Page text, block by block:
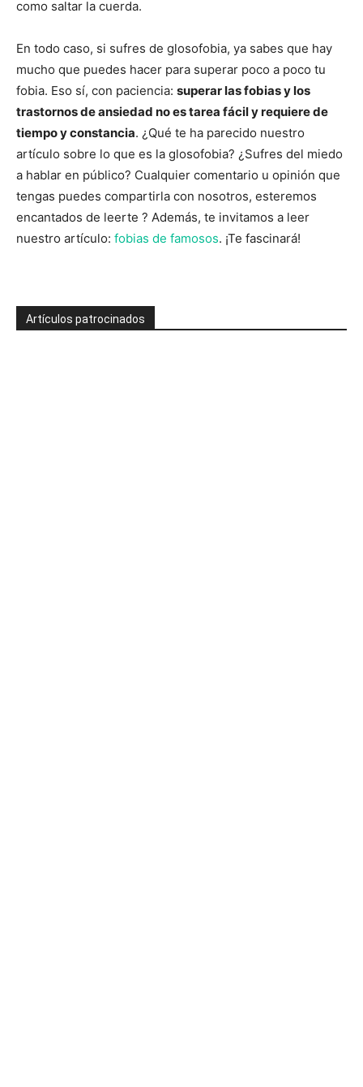
como saltar la cuerda.
En todo caso, si sufres de glosofobia, ya sabes que hay
mucho que puedes hacer para superar poco a poco tu
fobia. Eso sí, con paciencia: superar las fobias y los
trastornos de ansiedad no es tarea fácil y requiere de
tiempo y constancia. ¿Qué te ha parecido nuestro
artículo sobre lo que es la glosofobia? ¿Sufres del miedo
a hablar en público? Cualquier comentario u opinión que
tengas puedes compartirla con nosotros, esteremos
encantados de leerte ? Además, te invitamos a leer
nuestro artículo: fobias de famosos. ¡Te fascinará!
Artículos patrocinados